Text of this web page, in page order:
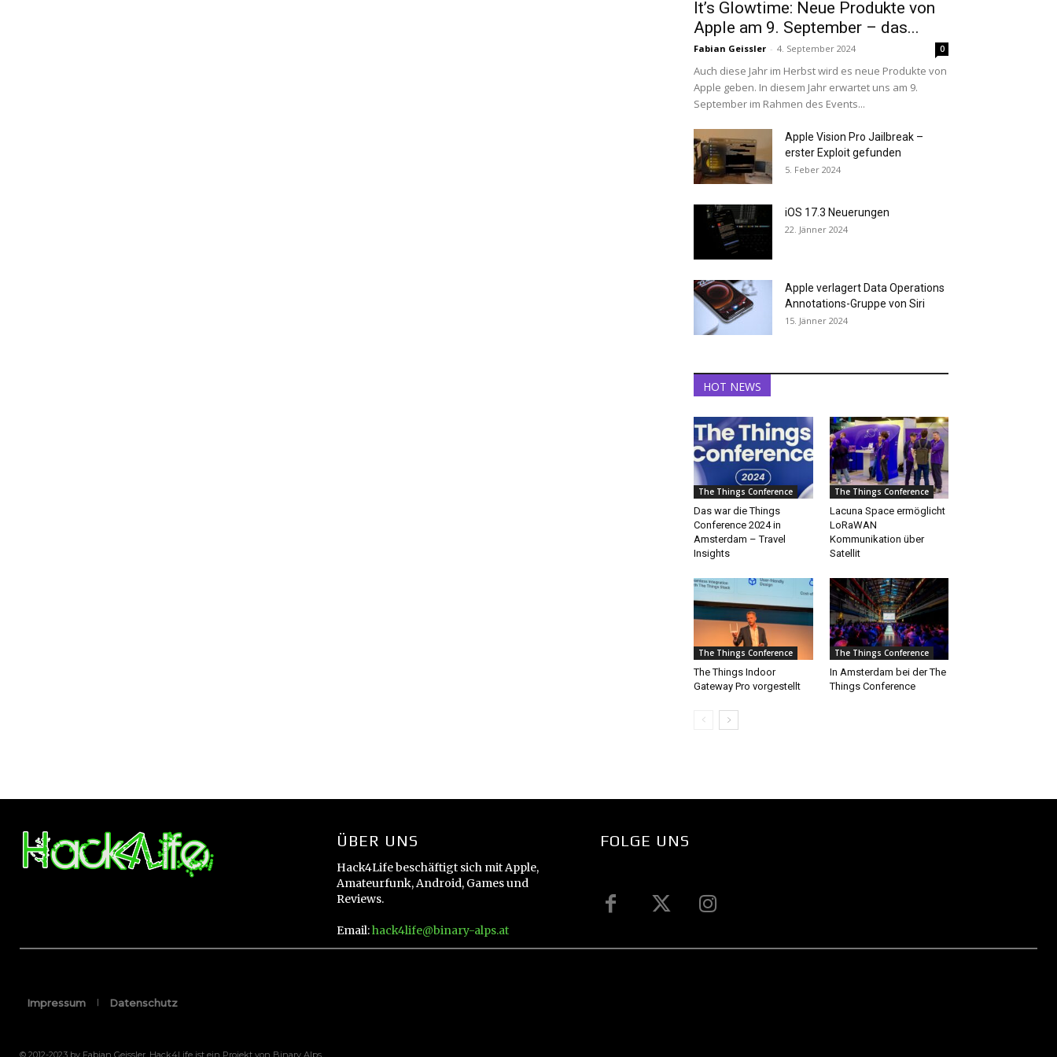
It’s Glowtime: Neue Produkte von
Apple am 9. September – das...
Fabian Geissler - 4. September 2024 0
Auch diese Jahr im Herbst wird es neue Produkte von
Apple geben. In diesem Jahr erwartet uns am 9.
September im Rahmen des Events...
Apple Vision Pro Jailbreak –
erster Exploit gefunden
5. Feber 2024
iOS 17.3 Neuerungen
22. Jänner 2024
Apple verlagert Data Operations
Annotations-Gruppe von Siri
15. Jänner 2024
HOT NEWS
The Things Conference
Das war die Things
Conference 2024 in
Amsterdam – Travel
Insights
The Things Conference
Lacuna Space ermöglicht
LoRaWAN
Kommunikation über
Satellit
The Things Conference
The Things Indoor
Gateway Pro vorgestellt
The Things Conference
In Amsterdam bei der The
Things Conference
ÜBER UNS
Hack4Life beschäftigt sich mit Apple,
Amateurfunk, Android, Games und
Reviews.
Email:hack4life@binary-alps.at
FOLGE UNS
Impressum Datenschutz